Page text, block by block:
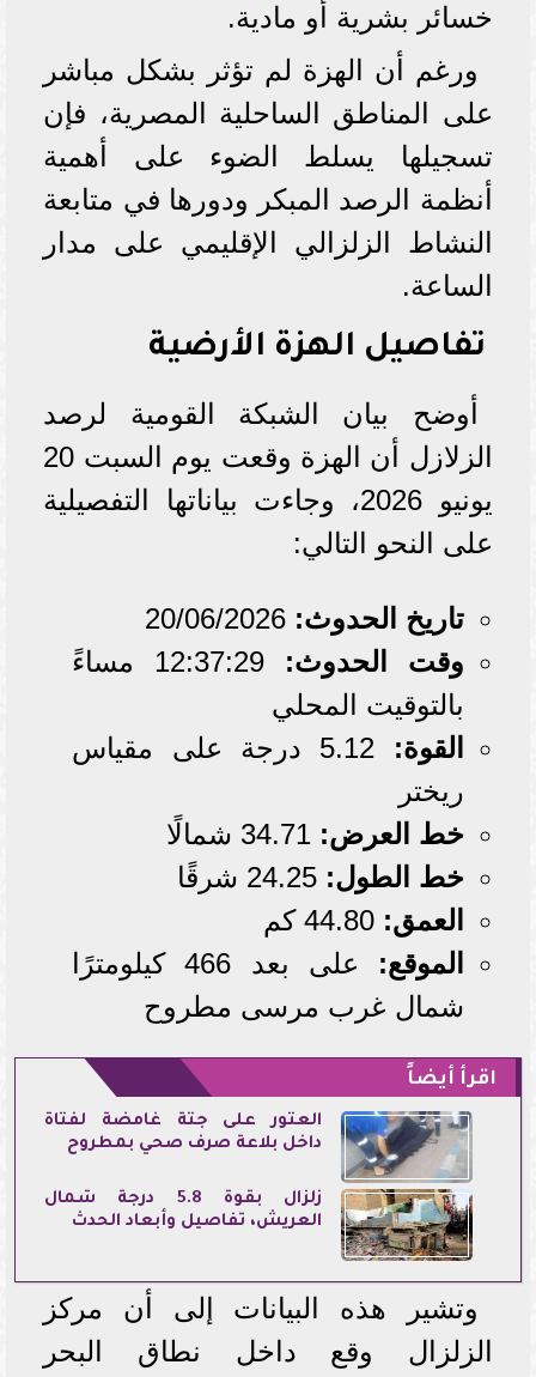
خسائر بشرية أو مادية.
ورغم أن الهزة لم تؤثر بشكل مباشر
على المناطق الساحلية المصرية، فإن
تسجيلها يسلط الضوء على أهمية
أنظمة الرصد المبكر ودورها في متابعة
النشاط الزلزالي الإقليمي على مدار
الساعة.
تفاصيل الهزة الأرضية
أوضح بيان الشبكة القومية لرصد
الزلازل أن الهزة وقعت يوم السبت 20
يونيو 2026، وجاءت بياناتها التفصيلية
على النحو التالي:
تاريخ الحدوث: 20/06/2026
وقت الحدوث:
12:37:29 مساءً
بالتوقيت المحلي
القوة:
5.12 درجة على مقياس
ريختر
خط العرض: 34.71 شمالًا
خط الطول: 24.25 شرقًا
العمق: 44.80 كم
الموقع:
على بعد 466 كيلومترًا
شمال غرب مرسى مطروح
اقرأ أيضاً
العثور على جثة غامضة لفتاة
داخل بلاعة صرف صحي بمطروح
زلزال بقوة 5.8 درجة شمال
العريش، تفاصيل وأبعاد الحدث
وتشير هذه البيانات إلى أن مركز
الزلزال وقع داخل نطاق البحر